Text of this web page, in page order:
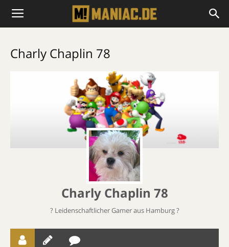
Charly Chaplin 78
Charly Chaplin 78
? Leidenschaftlicher Gamer aus Hamburg ?